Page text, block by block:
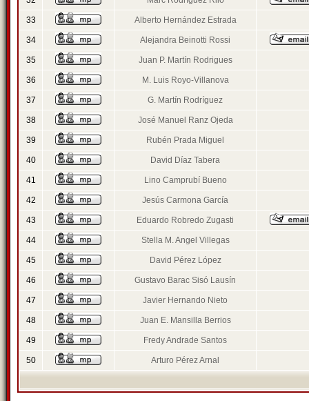
33 Alberto Hernández Estrada
34 Alejandra Beinotti Rossi
35 Juan P. Martín Rodrigues
36 M. Luis Royo-Villanova
37 G. Martín Rodríguez
38 José Manuel Ranz Ojeda
39 Rubén Prada Miguel
40 David Díaz Tabera
41 Lino Camprubí Bueno
42 Jesús Carmona García
43 Eduardo Robredo Zugasti
44 Stella M. Angel Villegas
45 David Pérez López
46 Gustavo Barac Sisó Lausín
47 Javier Hernando Nieto
48 Juan E. Mansilla Berrios
49 Fredy Andrade Santos
50 Arturo Pérez Arnal